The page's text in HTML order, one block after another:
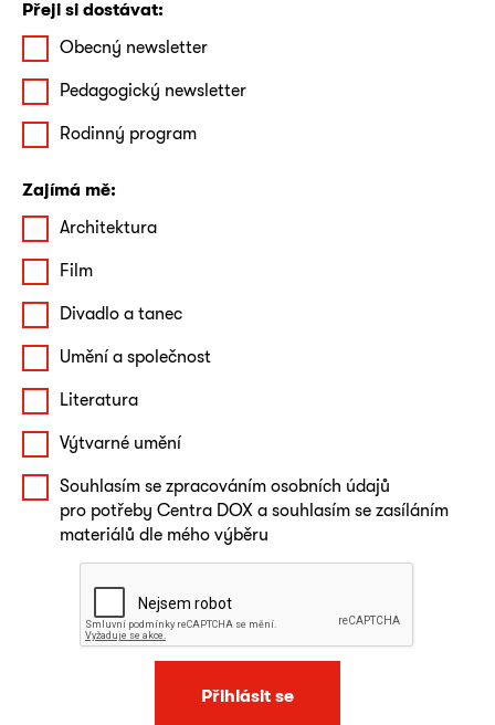
Přeji si dostávat:
Obecný newsletter
Pedagogický newsletter
Rodinný program
Zajímá mě:
Architektura
Film
Divadlo a tanec
Umění a společnost
Literatura
Výtvarné umění
Souhlasím se zpracováním osobních údajů
pro potřeby Centra DOX a souhlasím se zasíláním
materiálů dle mého výběru
Přihlásit se